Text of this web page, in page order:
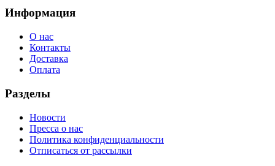
Информация
О нас
Контакты
Доставка
Оплата
Разделы
Новости
Пресса о нас
Политика конфиденциальности
Отписаться от рассылки